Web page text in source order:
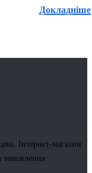
Докладніше
Інтернет-магазин